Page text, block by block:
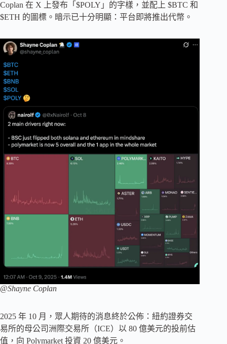
Coplan 在 X 上發布「$POLY」的字樣，並配上 $BTC 和
$ETH 的圖標。暗示已十分明顯：平台即將推出代幣。
@Shayne Coplan
2025 年 10 月，眾人期待的消息終於公佈：紐約證券交
易所的母公司洲際交易所（ICE）以 80 億美元的投前估
值，向 Polymarket 投資 20 億美元。